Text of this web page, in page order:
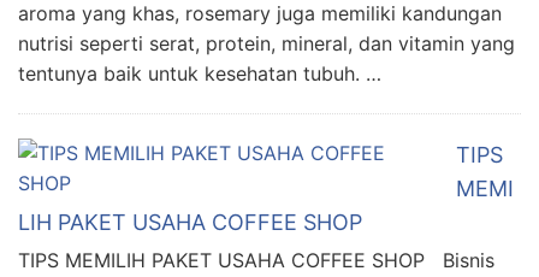
aroma yang khas, rosemary juga memiliki kandungan
nutrisi seperti serat, protein, mineral, dan vitamin yang
tentunya baik untuk kesehatan tubuh. …
TIPS
MEMI
LIH PAKET USAHA COFFEE SHOP
TIPS MEMILIH PAKET USAHA COFFEE SHOP Bisnis